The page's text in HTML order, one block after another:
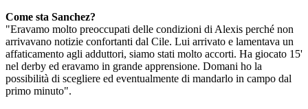
Come sta Sanchez?
"Eravamo molto preoccupati delle condizioni di Alexis perché non
arrivavano notizie confortanti dal Cile. Lui arrivato e lamentava un
affaticamento agli adduttori, siamo stati molto accorti. Ha giocato 15'
nel derby ed eravamo in grande apprensione. Domani ho la
possibilità di scegliere ed eventualmente di mandarlo in campo dal
primo minuto".